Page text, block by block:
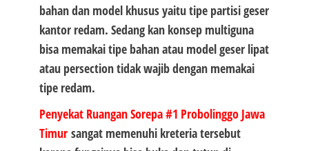
bahan dan model khusus yaitu tipe partisi geser
kantor redam. Sedang kan konsep multiguna
bisa memakai tipe bahan atau model geser lipat
atau persection tidak wajib dengan memakai
tipe redam.
Penyekat Ruangan Sorepa #1 Probolinggo Jawa
Timursangat memenuhi kreteria tersebut